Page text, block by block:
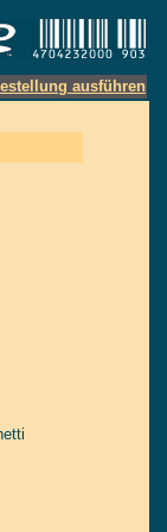
ausführen